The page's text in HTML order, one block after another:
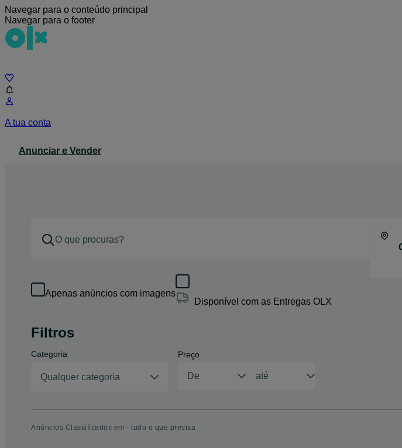
Navegar para o conteúdo principal
Navegar para o footer
A tua conta
Anunciar e Vender
Apenas anúncios com imagens
Disponível com as Entregas OLX
Filtros
Categoria
Qualquer categoria
Preço
Anúncios Classificados em - tudo o que precisa